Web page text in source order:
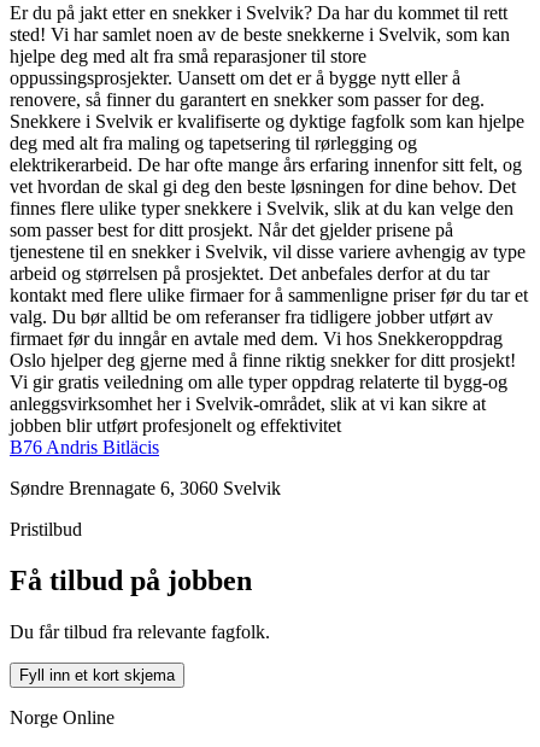
Er du på jakt etter en snekker i Svelvik? Da har du kommet til rett
sted! Vi har samlet noen av de beste snekkerne i Svelvik, som kan
hjelpe deg med alt fra små reparasjoner til store
oppussingsprosjekter. Uansett om det er å bygge nytt eller å
renovere, så finner du garantert en snekker som passer for deg.
Snekkere i Svelvik er kvalifiserte og dyktige fagfolk som kan hjelpe
deg med alt fra maling og tapetsering til rørlegging og
elektrikerarbeid. De har ofte mange års erfaring innenfor sitt felt, og
vet hvordan de skal gi deg den beste løsningen for dine behov. Det
finnes flere ulike typer snekkere i Svelvik, slik at du kan velge den
som passer best for ditt prosjekt. Når det gjelder prisene på
tjenestene til en snekker i Svelvik, vil disse variere avhengig av type
arbeid og størrelsen på prosjektet. Det anbefales derfor at du tar
kontakt med flere ulike firmaer for å sammenligne priser før du tar et
valg. Du bør alltid be om referanser fra tidligere jobber utført av
firmaet før du inngår en avtale med dem. Vi hos Snekkeroppdrag
Oslo hjelper deg gjerne med å finne riktig snekker for ditt prosjekt!
Vi gir gratis veiledning om alle typer oppdrag relaterte til bygg-og
anleggsvirksomhet her i Svelvik-området, slik at vi kan sikre at
jobben blir utført profesjonelt og effektivitet
B76 Andris Bitläcis
Søndre Brennagate 6, 3060 Svelvik
Pristilbud
Få tilbud på jobben
Du får tilbud fra relevante fagfolk.
Fyll inn et kort skjema
Norge Online